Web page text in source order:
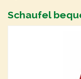
Schaufel